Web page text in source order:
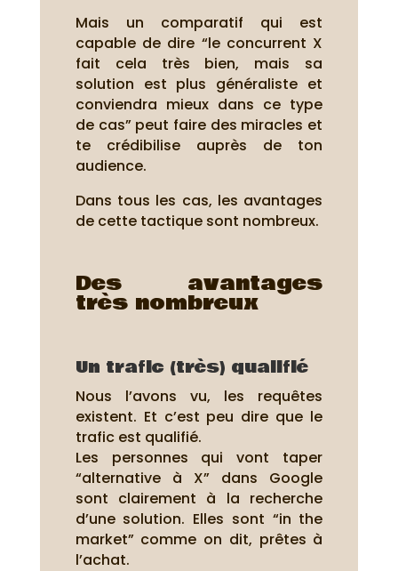
Mais un comparatif qui est
capable de dire “le concurrent X
fait cela très bien, mais sa
solution est plus généraliste et
conviendra mieux dans ce type
de cas” peut faire des miracles et
te crédibilise auprès de ton
audience.
Dans tous les cas, les avantages
de cette tactique sont nombreux.
Des avantages
très nombreux
Un trafic (très) qualifié
Nous l’avons vu, les requêtes
existent. Et c’est peu dire que le
trafic est qualifié.
Les personnes qui vont taper
“alternative à X” dans Google
sont clairement à la recherche
d’une solution. Elles sont “in the
market” comme on dit, prêtes à
l’achat.